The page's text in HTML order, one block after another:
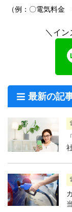
（例：〇電気料金
＼イ
最新の記